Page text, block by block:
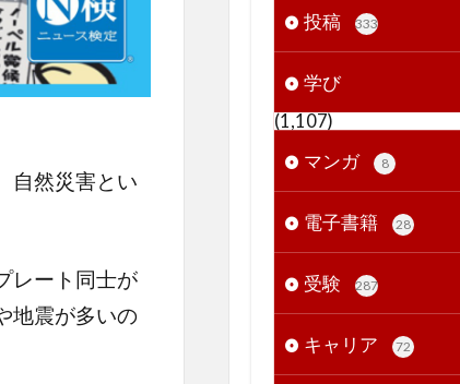
自然災害とい
レート同士が
地震が多いの
投稿
333
学び
(1,107)
マンガ
8
電子書籍 28
受験 287
キャリア 72